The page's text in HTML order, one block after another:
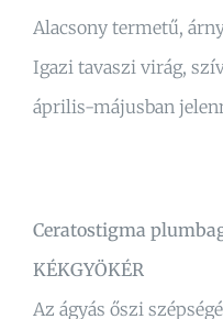
Alacsony termetű,
Igazi tavaszi virág,
április-májusban
Ceratostigma
KÉKGYÖKÉR
Az ágyás őszi